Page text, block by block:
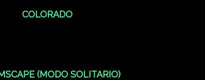
COLORADO
(MODO SOLITARIO)